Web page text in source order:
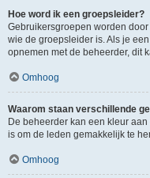
Hoe word ik een groepsleider?
Gebruikersgroepen worden
wie de groepsleider is. Als je
opnemen met de beheerder, dit
Omhoog
Waarom staan verschillende
De beheerder kan een kleur
is om de leden gemakkelijk te
Omhoog